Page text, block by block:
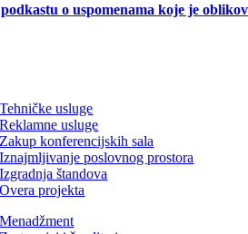
o uspomenama koje je
Tehničke usluge
Reklamne usluge
Zakup konferencijskih sala
Iznajmljivanje poslovnog prostora
Izgradnja štandova
Overa projekta
Menadžment